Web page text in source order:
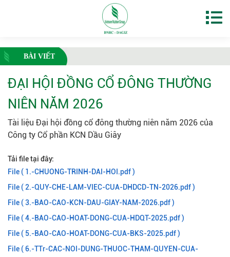
BÀI VIẾT
ĐẠI HỘI ĐỒNG CỔ ĐÔNG THƯỜNG
NIÊN NĂM 2026
Tài liệu Đại hội đồng cổ đông thường niên năm 2026 của
Công ty Cổ phần KCN Dầu Giây
Tải file tại đây:
File ( 1.-CHUONG-TRINH-DAI-HOI.pdf )
File ( 2.-QUY-CHE-LAM-VIEC-CUA-DHDCD-TN-2026.pdf )
File ( 3.-BAO-CAO-KCN-DAU-GIAY-NAM-2026.pdf )
File ( 4.-BAO-CAO-HOAT-DONG-CUA-HDQT-2025.pdf )
File ( 5.-BAO-CAO-HOAT-DONG-CUA-BKS-2025.pdf )
File ( 6.-TTr-CAC-NOI-DUNG-THUOC-THAM-QUYEN-CUA-